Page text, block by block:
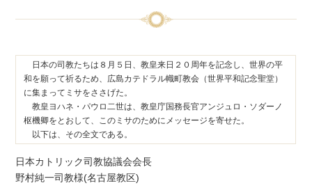
日本の司教たちは８月５日、教皇来日２０周年を記念し、世界の平
和を願って祈るため、広島カテドラル幟町教会（世界平和記念聖堂）
に集まってミサをささげた。
教皇ヨハネ・パウロ二世は、教皇庁国務長官アンジュロ・ソダーノ
枢機卿をとおして、このミサのためにメッセージを寄せた。
以下は、その全文である。
日本カトリック司教協議会会長
野村純一司教様(名古屋教区)